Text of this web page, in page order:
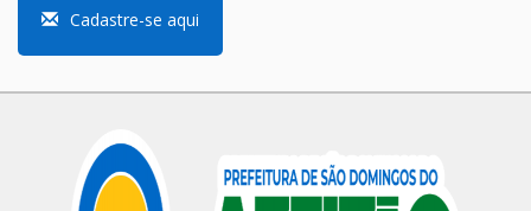
Cadastre-se aqui